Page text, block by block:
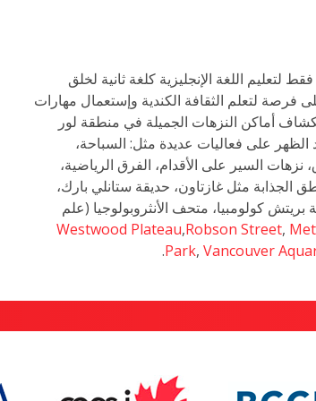
لتعليم اللغة الإنجليزية كلغة ثانية لخلق
فرصة لتعلم الثقافة الكندية وإستعمال مهارات
أماكن النزهات الجميلة في منطقة لور
الظهر على فعاليات عديدة مثل: السباحة،
السير على الأقدام، الفرق الرياضية،
الجذابة مثل غازتاون، حديقة ستانلي بارك،
بريتش كولومبيا، متحف الأنثروبولوجيا (علم
Westwood Plateau,Robson Street,
Park, Vancouver
.